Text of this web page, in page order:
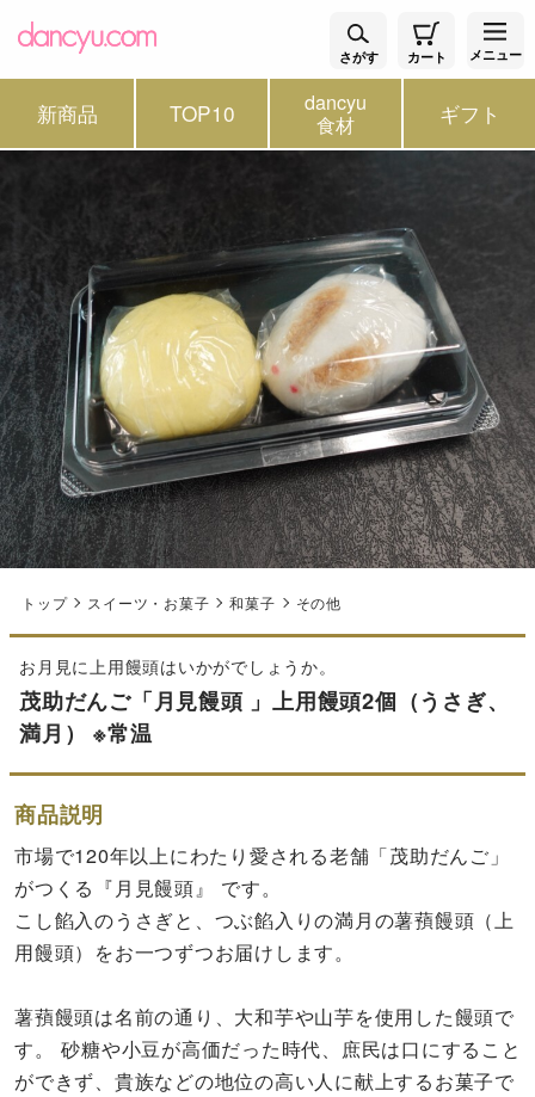
さがす カート メニュー
新商品 TOP10 dancyu
食材 ギフト
トップ スイーツ・お菓子 和菓子 その他
お月見に上用饅頭はいかがでしょうか。
茂助だんご「月見饅頭 」上用饅頭2個（うさぎ、
満月） ※常温
商品説明
市場で120年以上にわたり愛される老舗「茂助だんご」
がつくる『月見饅頭』 です。
こし餡入のうさぎと、つぶ餡入りの満月の薯蕷饅頭（上
用饅頭）をお一つずつお届けします。
薯蕷饅頭は名前の通り、大和芋や山芋を使用した饅頭で
す。 砂糖や小豆が高価だった時代、庶民は口にすること
ができず、貴族などの地位の高い人に献上するお菓子で